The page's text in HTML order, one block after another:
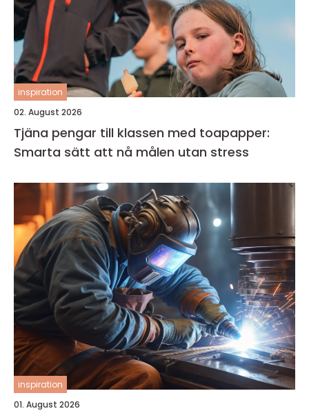
inspiration
02. August 2026
Tjäna pengar till klassen med toapapper:
Smarta sätt att nå målen utan stress
inspiration
01. August 2026